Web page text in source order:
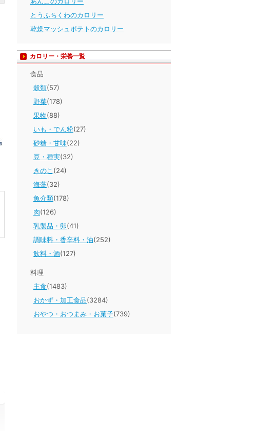
とうふちくわのカロリー
乾燥マッシュポテトのカロリー
カロリー・栄養一覧
食品
穀類(57)
野菜(178)
果物(88)
いも・でん粉(27)
砂糖・甘味(22)
豆・種実(32)
きのこ (24)
海藻(32)
魚介類(178)
肉(126)
乳製品・卵(41)
調味料・香辛料・油(252)
飲料・酒(127)
料理
主食(1483)
おかず・加工食品(3284)
おやつ・おつまみ・お菓子(739)